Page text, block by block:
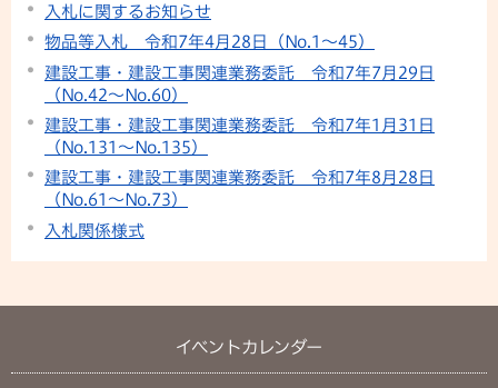
入札に関するお知らせ
物品等入札 令和7年4月28日（No.1～45）
建設工事・建設工事関連業務委託 令和7年7月29日
（No.42〜No.60）
建設工事・建設工事関連業務委託 令和7年1月31日
（No.131〜No.135）
建設工事・建設工事関連業務委託 令和7年8月28日
（No.61〜No.73）
入札関係様式
イベントカレンダー